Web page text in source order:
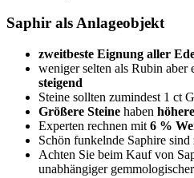
Saphir als Anlageobjekt
zweitbeste Eignung aller
weniger selten als Rubin aber
steigend
Steine sollten zumindest 1 ct
Größere Steine haben
Experten rechnen mit 6 %
Schön funkelnde Saphire sind
Achten Sie beim Kauf von
unabhängiger